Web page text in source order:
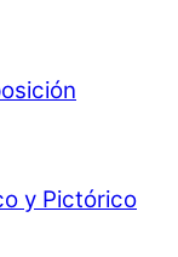
y Pictórico